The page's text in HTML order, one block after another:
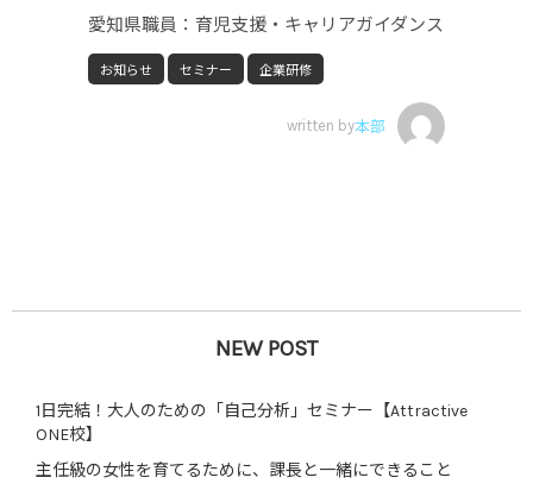
愛知県職員：育児支援・キャリアガイダンス
お知らせ セミナー 企業研修
written by本部
NEW POST
1日完結！大人のための「自己分析」セミナー【Attractive
ONE校】
主任級の女性を育てるために、課長と一緒にできること